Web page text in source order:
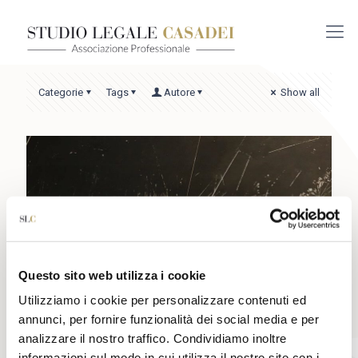
Questo sito web utilizza i cookie
Utilizziamo i cookie per personalizzare contenuti ed
annunci, per fornire funzionalità dei social media e per
analizzare il nostro traffico. Condividiamo inoltre
Categorie Tags Autore Show all
3 Agosto 2021